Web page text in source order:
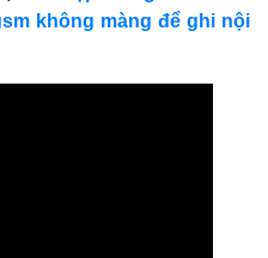
không màng để ghi nội